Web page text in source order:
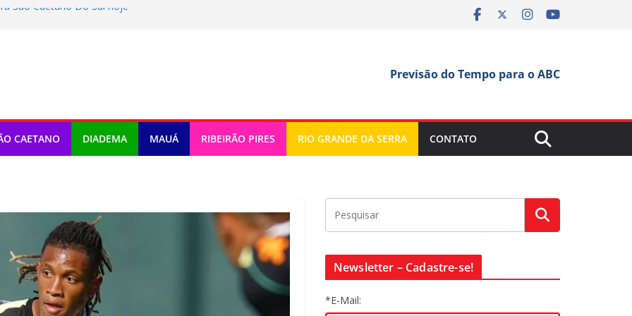
Sao Caetano Do Sul hoje
Rio Grande Da Serra hoje
Ribeirao Pires hoje (09/08/2026)
Maua hoje (09/08/2026)
Previsão do Tempo para o ABC
CAETANO DIADEMA MAUÁ RIBEIRÃO PIRES RIO GRANDE DA SERRA CONTATO
Newsletter – Cadastre-se!
*E-Mail: